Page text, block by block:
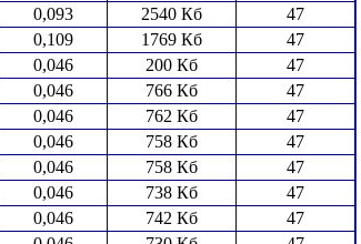
0,093 2540 Кб
47
0,109 1769 Кб
47
0,046 200 Кб
47
0,046 766 Кб
47
0,046 762 Кб
47
0,046 758 Кб
47
0,046 758 Кб
47
0,046 738 Кб
47
0,046 742 Кб
47